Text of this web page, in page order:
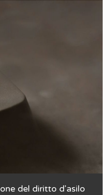
del diritto d'asilo